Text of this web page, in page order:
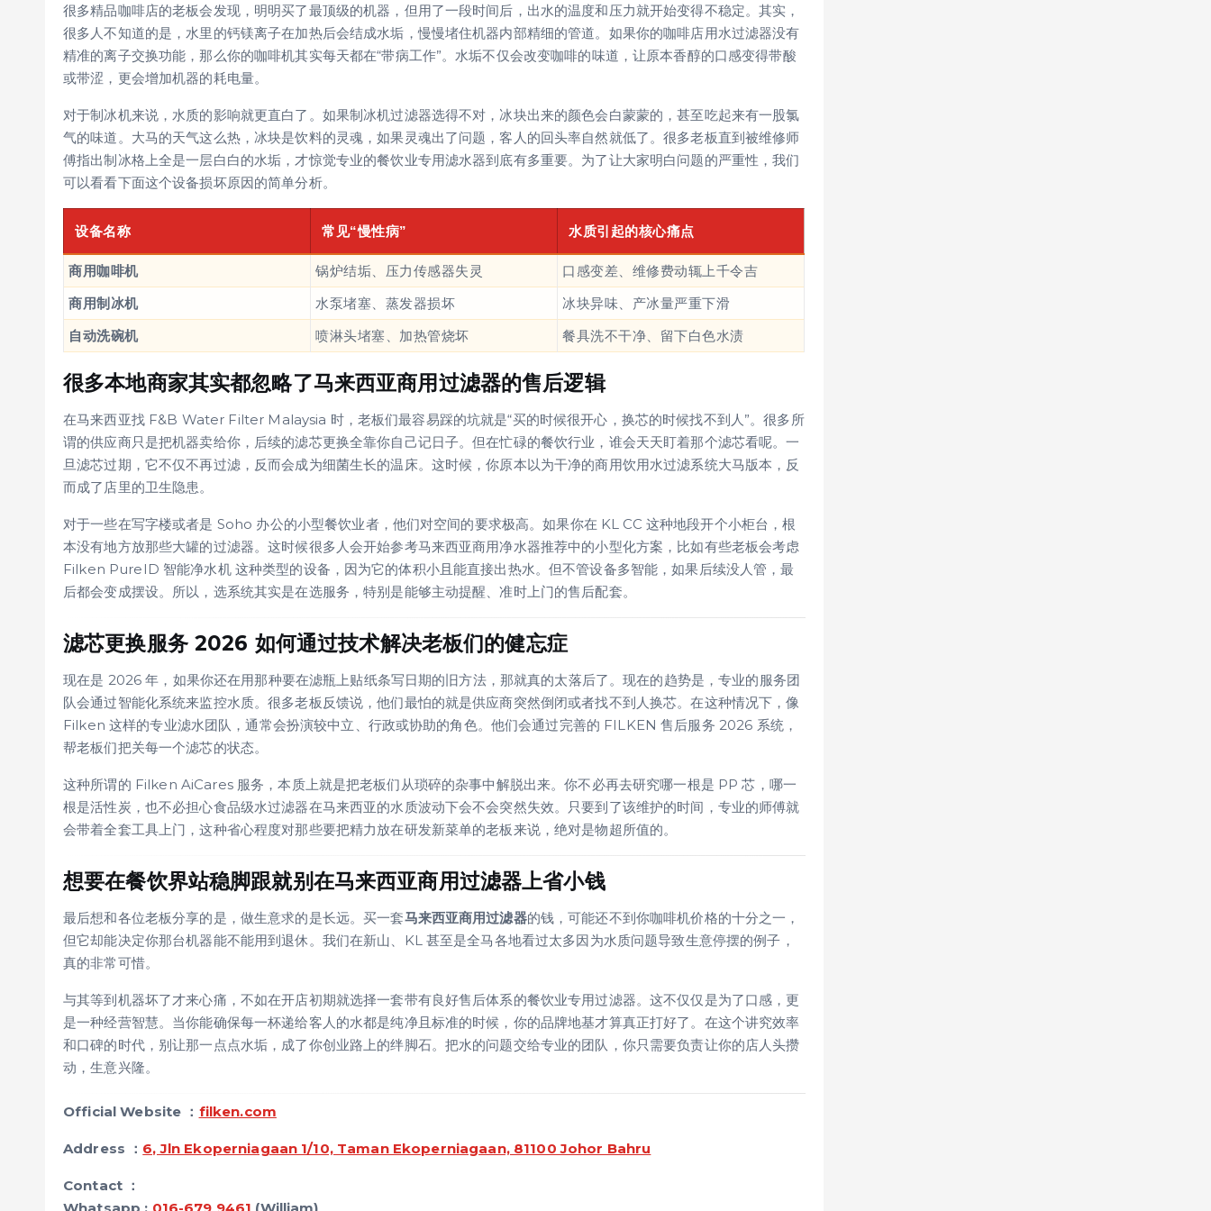
很多精品咖啡店的老板会发现，明明买了最顶级的机器，但用了一段时间后，出水的温度和压力就开始变得不稳定。其实，
很多人不知道的是，水里的钙镁离子在加热后会结成水垢，慢慢堵住机器内部精细的管道。如果你的咖啡店用水过滤器没有
精准的离子交换功能，那么你的咖啡机其实每天都在“带病工作”。水垢不仅会改变咖啡的味道，让原本香醇的口感变得带酸
或带涩，更会增加机器的耗电量。
对于制冰机来说，水质的影响就更直白了。如果制冰机过滤器选得不对，冰块出来的颜色会白蒙蒙的，甚至吃起来有一股氯
气的味道。大马的天气这么热，冰块是饮料的灵魂，如果灵魂出了问题，客人的回头率自然就低了。很多老板直到被维修师
傅指出制冰格上全是一层白白的水垢，才惊觉专业的餐饮业专用滤水器到底有多重要。为了让大家明白问题的严重性，我们
可以看看下面这个设备损坏原因的简单分析。
设备名称 常见“慢性病” 水质引起的核心痛点
商用咖啡机 锅炉结垢、压力传感器失灵 口感变差、维修费动辄上千令吉
商用制冰机 水泵堵塞、蒸发器损坏 冰块异味、产冰量严重下滑
自动洗碗机 喷淋头堵塞、加热管烧坏 餐具洗不干净、留下白色水渍
很多本地商家其实都忽略了马来西亚商用过滤器的售后逻辑
在马来西亚找 F&B Water Filter Malaysia 时，老板们最容易踩的坑就是“买的时候很开心，换芯的时候找不到人”。很多所
谓的供应商只是把机器卖给你，后续的滤芯更换全靠你自己记日子。但在忙碌的餐饮行业，谁会天天盯着那个滤芯看呢。一
旦滤芯过期，它不仅不再过滤，反而会成为细菌生长的温床。这时候，你原本以为干净的商用饮用水过滤系统大马版本，反
而成了店里的卫生隐患。
对于一些在写字楼或者是 Soho 办公的小型餐饮业者，他们对空间的要求极高。如果你在 KL CC 这种地段开个小柜台，根
本没有地方放那些大罐的过滤器。这时候很多人会开始参考马来西亚商用净水器推荐中的小型化方案，比如有些老板会考虑
Filken PureID 智能净水机 这种类型的设备，因为它的体积小且能直接出热水。但不管设备多智能，如果后续没人管，最
后都会变成摆设。所以，选系统其实是在选服务，特别是能够主动提醒、准时上门的售后配套。
滤芯更换服务 2026 如何通过技术解决老板们的健忘症
现在是 2026 年，如果你还在用那种要在滤瓶上贴纸条写日期的旧方法，那就真的太落后了。现在的趋势是，专业的服务团
队会通过智能化系统来监控水质。很多老板反馈说，他们最怕的就是供应商突然倒闭或者找不到人换芯。在这种情况下，像
Filken 这样的专业滤水团队，通常会扮演较中立、行政或协助的角色。他们会通过完善的 FILKEN 售后服务 2026 系统，
帮老板们把关每一个滤芯的状态。
这种所谓的 Filken AiCares 服务，本质上就是把老板们从琐碎的杂事中解脱出来。你不必再去研究哪一根是 PP 芯，哪一
根是活性炭，也不必担心食品级水过滤器在马来西亚的水质波动下会不会突然失效。只要到了该维护的时间，专业的师傅就
会带着全套工具上门，这种省心程度对那些要把精力放在研发新菜单的老板来说，绝对是物超所值的。
想要在餐饮界站稳脚跟就别在马来西亚商用过滤器上省小钱
最后想和各位老板分享的是，做生意求的是长远。买一套马来西亚商用过滤器的钱，可能还不到你咖啡机价格的十分之一，
但它却能决定你那台机器能不能用到退休。我们在新山、KL 甚至是全马各地看过太多因为水质问题导致生意停摆的例子，
真的非常可惜。
与其等到机器坏了才来心痛，不如在开店初期就选择一套带有良好售后体系的餐饮业专用过滤器。这不仅仅是为了口感，更
是一种经营智慧。当你能确保每一杯递给客人的水都是纯净且标准的时候，你的品牌地基才算真正打好了。在这个讲究效率
和口碑的时代，别让那一点点水垢，成了你创业路上的绊脚石。把水的问题交给专业的团队，你只需要负责让你的店人头攒
动，生意兴隆。
Official Website ： filken.com
Address ： 6, Jln Ekoperniagaan 1/10, Taman Ekoperniagaan, 81100 Johor Bahru
Contact ：